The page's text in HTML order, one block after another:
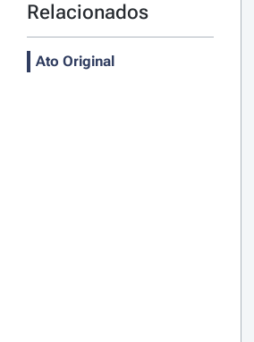
Relacionados
Ato Original